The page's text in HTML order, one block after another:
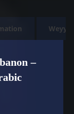
–